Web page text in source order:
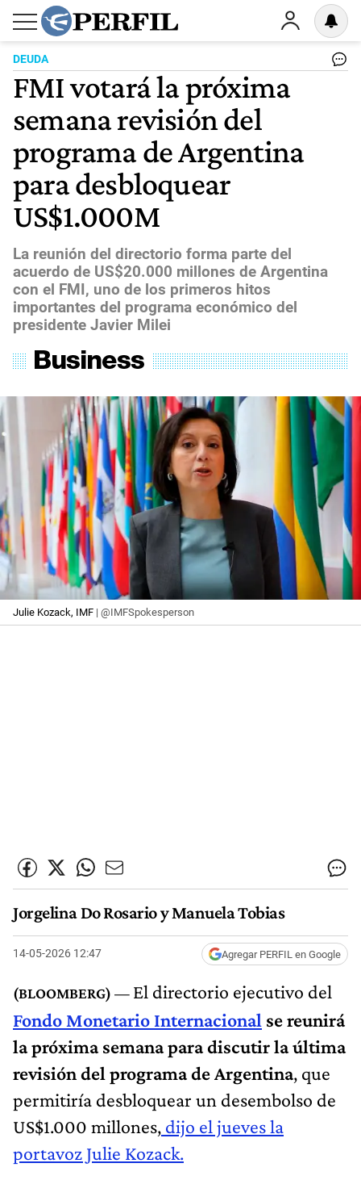
DEUDA
FMI votará la próxima
semana revisión del
programa de Argentina
para desbloquear
US$1.000M
La reunión del directorio forma parte del
acuerdo de US$20.000 millones de Argentina
con el FMI, uno de los primeros hitos
importantes del programa económico del
presidente Javier Milei
Julie Kozack, IMF | @IMFSpokesperson
Jorgelina Do Rosario y Manuela Tobias
14-05-2026 12:47 Agregar PERFIL en Google
El directorio ejecutivo del
Fondo Monetario Internacional se reunirá
la próxima semana para discutir la última
revisión del programa de Argentina, que
permitiría desbloquear un desembolso de
US$1.000 millones, dijo el jueves la
portavoz Julie Kozack.